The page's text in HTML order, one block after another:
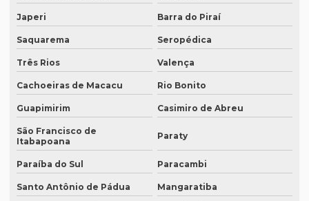
Empresa que faz tradução simultânea em curitiba
Empresa que faz tradução simultânea em recife
Empresa que traduz artigos científicos
Empresa que traduz artigos científicos em brasília
Empresa que traduz textos jurídicos
Japeri Barra do Piraí
Saquarema Seropédica
Três Rios Valença
Cachoeiras de Macacu Rio Bonito
Guapimirim Casimiro de Abreu
São Francisco de
Itabapoana
Paraty
Paraíba do Sul Paracambi
Santo Antônio de Pádua Mangaratiba